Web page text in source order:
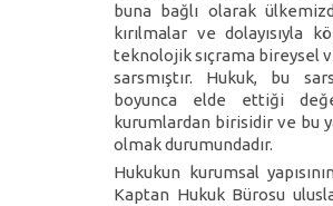
buna bağlı olarak
kırılmalar ve dolayısıyla
teknolojik sıçrama bireysel
sarsmıştır. Hukuk, bu
boyunca elde ettiği
kurumlardan birisidir ve bu
olmak durumundadır.
Hukukun kurumsal
Kaptan Hukuk Bürosu